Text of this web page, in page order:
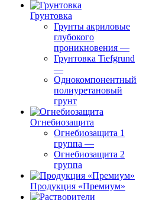
Грунтовка
Грунты акриловые
глубокого
проникновения —
Грунтовка Tiefgrund
—
Однокомпонентный
полиуретановый
грунт
Огнебиозащита
Огнебиозащита 1
группа —
Огнебиозащита 2
группа
Продукция «Премиум»